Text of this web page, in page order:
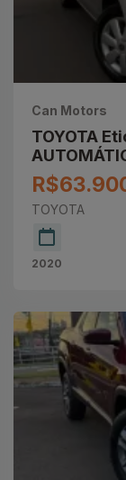
Can Motors
TOYOTA
TOYOTA
2020